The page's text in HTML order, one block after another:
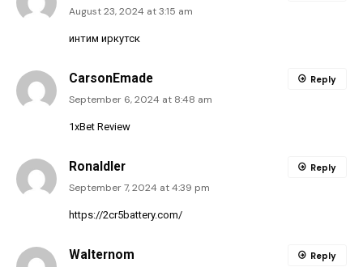
August 23, 2024 at 3:15 am
интим иркутск
CarsonEmade
September 6, 2024 at 8:48 am
1xBet Review
Reply
Ronaldler
September 7, 2024 at 4:39 pm
https://2cr5battery.com/
Reply
Walternom Reply